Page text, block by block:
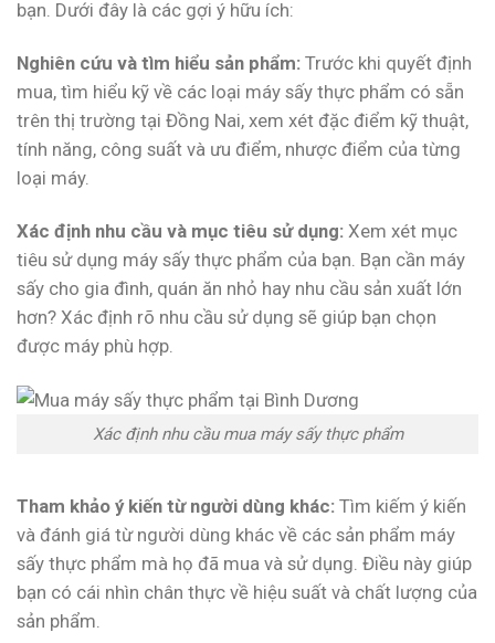
bạn. Dưới đây là các gợi ý hữu ích:
Nghiên cứu và tìm hiểu sản phẩm: Trước khi quyết định
mua, tìm hiểu kỹ về các loại máy sấy thực phẩm có sẵn
trên thị trường tại Đồng Nai, xem xét đặc điểm kỹ thuật,
tính năng, công suất và ưu điểm, nhược điểm của từng
loại máy.
Xác định nhu cầu và mục tiêu sử dụng: Xem xét mục
tiêu sử dụng máy sấy thực phẩm của bạn. Bạn cần máy
sấy cho gia đình, quán ăn nhỏ hay nhu cầu sản xuất lớn
hơn? Xác định rõ nhu cầu sử dụng sẽ giúp bạn chọn
được máy phù hợp.
Xác định nhu cầu mua máy sấy thực phẩm
Tham khảo ý kiến từ người dùng khác: Tìm kiếm ý kiến
và đánh giá từ người dùng khác về các sản phẩm máy
sấy thực phẩm mà họ đã mua và sử dụng. Điều này giúp
bạn có cái nhìn chân thực về hiệu suất và chất lượng của
sản phẩm.